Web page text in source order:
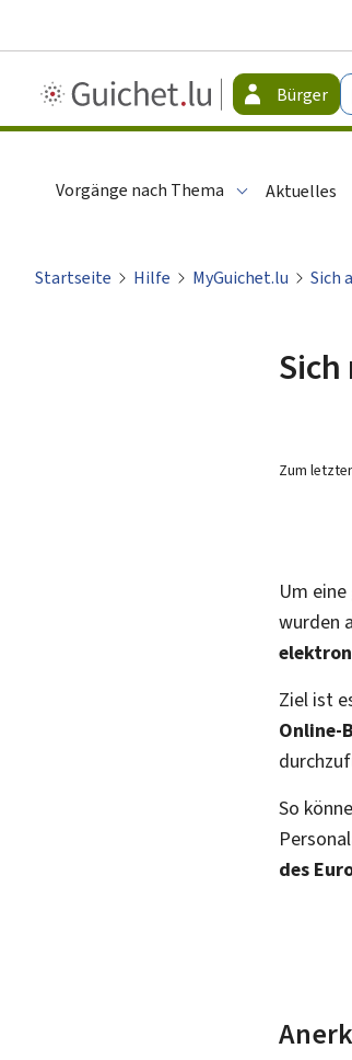
Guichet.lu
-
Bürger
Vorgänge nach Thema Aktuelles
Startseite Hilfe MyGuichet.lu Sich
Zum
Um
wurden
Ziel ist
Online-
So
des